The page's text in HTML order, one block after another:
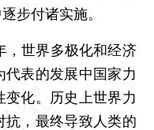
步付诸实施。
世界多极化和经济
表的发展中国家力
化。历史上世界力
，最终导致人类的